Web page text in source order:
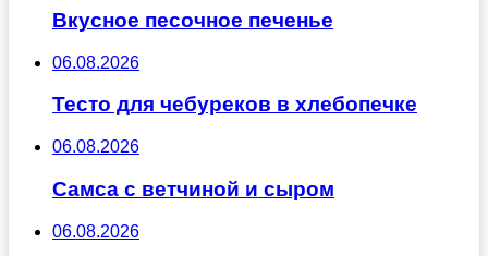
Вкусное песочное печенье
06.08.2026
Тесто для чебуреков в хлебопечке
06.08.2026
Самса с ветчиной и сыром
06.08.2026